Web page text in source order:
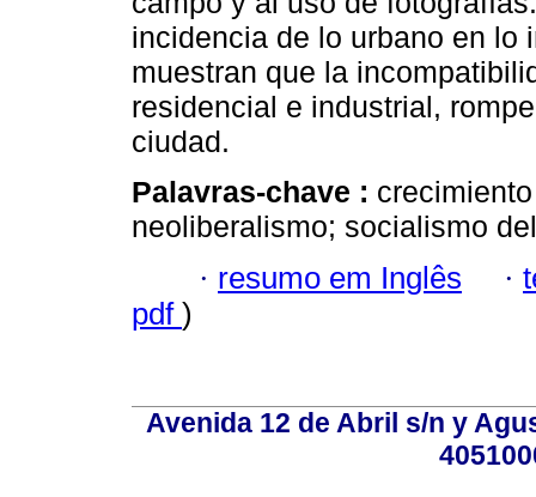
incidencia de lo urbano en lo
muestran que la
residencial e industrial,
ciudad.
Palavras-chave :
neoliberalismo; socialismo
· resumo em Inglês ·
pdf )
Avenida 12 de Abril s/n y